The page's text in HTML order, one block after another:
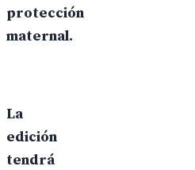
protección
maternal.
La
edición
tendrá